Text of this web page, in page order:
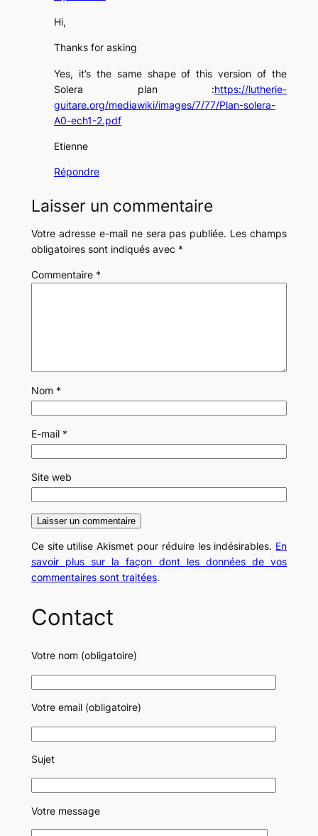
Hi,
Thanks for asking
Yes, it’s the same shape of this version of the
Solera plan :https://lutherie-
guitare.org/mediawiki/images/7/77/Plan-solera-
A0-ech1-2.pdf
Etienne
Répondre
Laisser un commentaire
Votre adresse e-mail ne sera pas publiée. Les champs
obligatoires sont indiqués avec *
Commentaire *
Nom *
E-mail *
Site web
Ce site utilise Akismet pour réduire les indésirables. En
savoir plus sur la façon dont les données de vos
commentaires sont traitées.
Contact
Votre nom (obligatoire)
Votre email (obligatoire)
Sujet
Votre message